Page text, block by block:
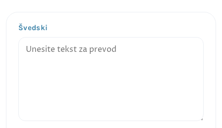
Švedski